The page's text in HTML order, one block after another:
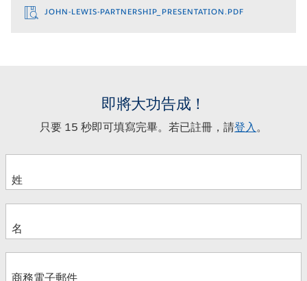
JOHN-LEWIS-PARTNERSHIP_PRESENTATION.PDF
即將大功告成！
只要 15 秒即可填寫完畢。若已註冊，請登入。